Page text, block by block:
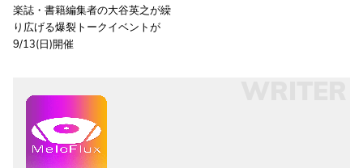
楽誌・書籍編集者の大谷英之が繰
り広げる爆裂トークイベントが
9/13(日)開催